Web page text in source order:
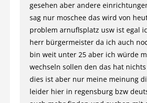
gesehen aber andere
sag nur moschee das wird von
problem arnuflsplatz usw ist egal
herr bürgermeister da ich auch
bin weit unter 25 aber ich würde
wechseln sollen den das hat
dies ist aber nur meine meinung
leider hier in regensburg bzw